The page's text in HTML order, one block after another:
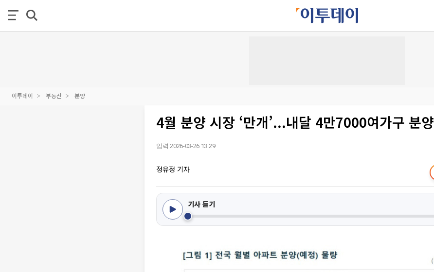
이투데이 부동산 분양
4월 분양 시장 ‘만개’...내달 4만7000여가구 분양
입력 2026-03-26 13:29
정유정 기자
기사 듣기